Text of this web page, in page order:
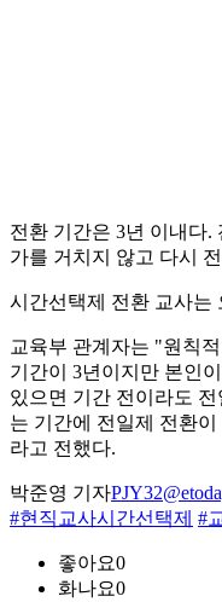
전환 기간은 3년 이내다.
가를 거치지 않고 다시
시간선택제 전환 교사는
교육부 관계자는 "원칙
기간이 3년이지만 본인
있으면 기간 전이라도
는 기간에 전일제 전환
라고 전했다.
박준영 기자
#현직교사시간선택제 #
좋아요0
화나요0